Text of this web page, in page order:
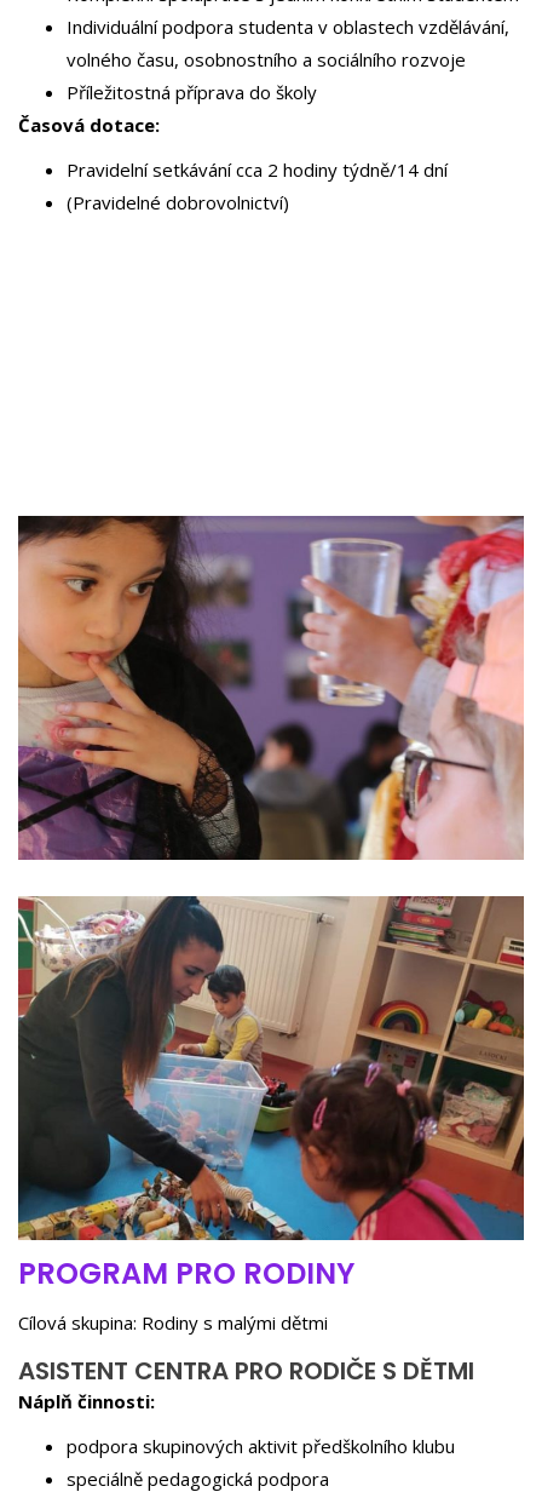
Individuální podpora studenta v oblastech vzdělávání,
volného času, osobnostního a sociálního rozvoje
Příležitostná příprava do školy
Časová dotace:
Pravidelní setkávání cca 2 hodiny týdně/14 dní
(Pravidelné dobrovolnictví)
PROGRAM PRO RODINY
Cílová skupina: Rodiny s malými dětmi
ASISTENT CENTRA PRO RODIČE S DĚTMI
Náplň činnosti:
podpora skupinových aktivit předškolního klubu
speciálně pedagogická podpora